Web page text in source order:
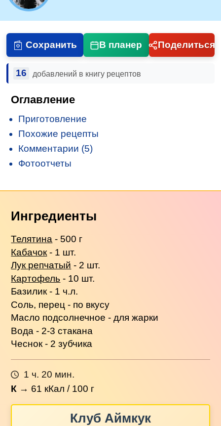
Сохранить В планер Поделиться
16 добавлений в книгу рецептов
Оглавление
Приготовление
Похожие рецепты
Комментарии (5)
Фотоотчеты
Ингредиенты
Телятина - 500 г
Кабачок - 1 шт.
Лук репчатый - 2 шт.
Картофель - 10 шт.
Базилик - 1 ч.л.
Соль, перец - по вкусу
Масло подсолнечное - для жарки
Вода - 2-3 стакана
Чеснок - 2 зубчика
1 ч. 20 мин.
К → 61 кКал / 100 г
Клуб Аймкук